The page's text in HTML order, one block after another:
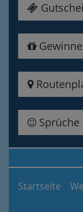
Sprüche
Startseite